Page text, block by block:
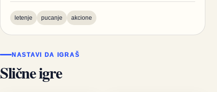
letenje pucanje akcione
NASTAVI DA IGRAŠ
Slične igre